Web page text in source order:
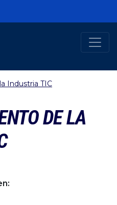
de Colombia
de Conocimiento
Industria TIC
DE LA